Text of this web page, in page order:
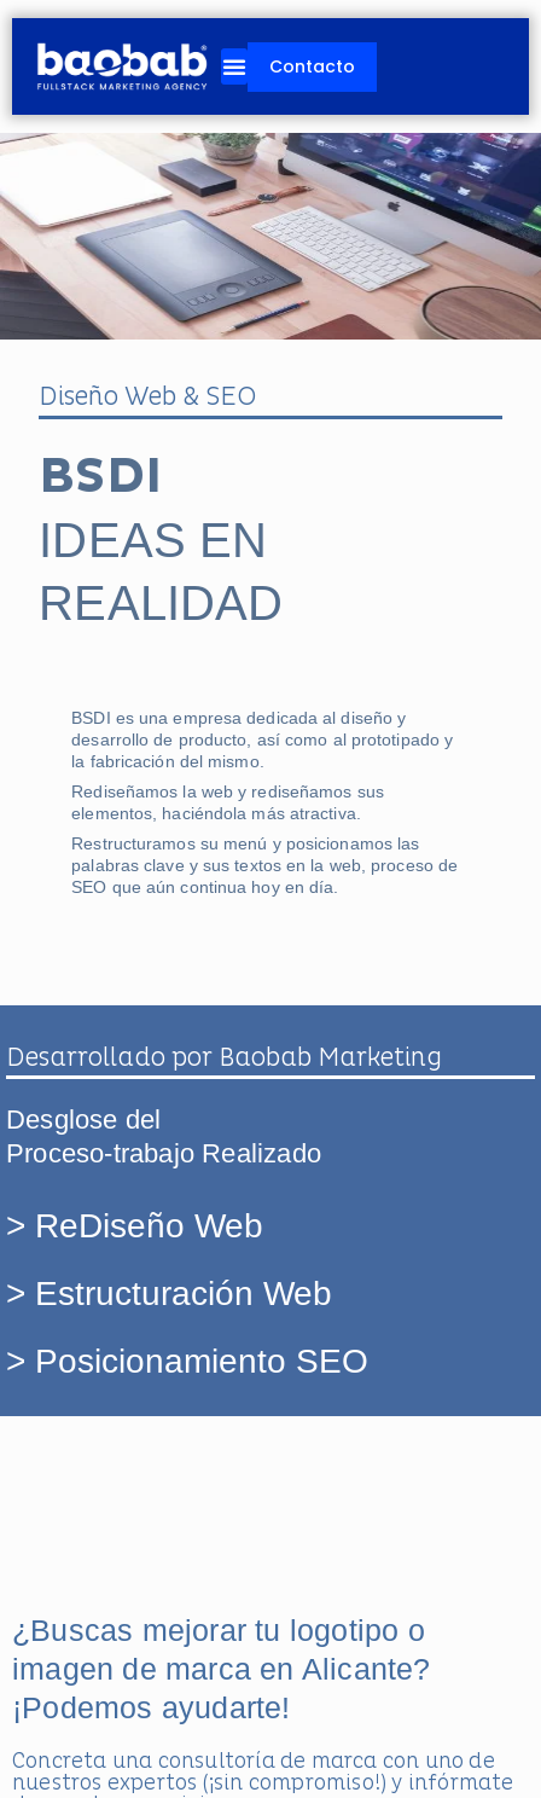
contenido
Contacto
Diseño Web & SEO
BSDI
IDEAS EN
REALIDAD
BSDI es una empresa dedicada al diseño y
desarrollo de producto, así como al prototipado y
la fabricación del mismo.
Rediseñamos la web y rediseñamos sus
elementos, haciéndola más atractiva.
Restructuramos su menú y posicionamos las
palabras clave y sus textos en la web, proceso de
SEO que aún continua hoy en día.
Desarrollado por Baobab Marketing
Desglose del
Proceso-trabajo Realizado
> ReDiseño Web
> Estructuración Web
> Posicionamiento SEO
¿Buscas mejorar tu logotipo o
imagen de marca en Alicante?
¡Podemos ayudarte!
Concreta una consultoría de marca con uno de
nuestros expertos (¡sin compromiso!) y infórmate